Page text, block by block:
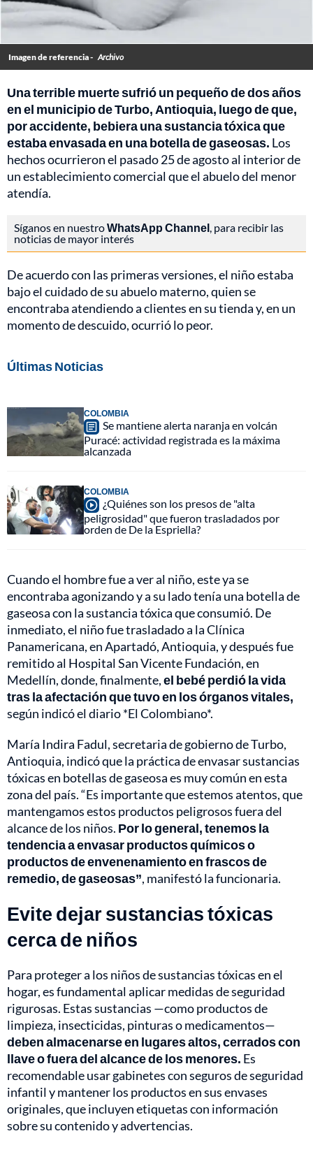
Imagen de referencia - Archivo
Una terrible muerte sufrió un pequeño de dos años
en el municipio de Turbo, Antioquia, luego de que,
por accidente, bebiera una sustancia tóxica que
estaba envasada en una botella de gaseosas. Los
hechos ocurrieron el pasado 25 de agosto al interior de
un establecimiento comercial que el abuelo del menor
atendía.
Síganos en nuestroWhatsApp Channel, para recibir las
noticias de mayor interés
De acuerdo con las primeras versiones, el niño estaba
bajo el cuidado de su abuelo materno, quien se
encontraba atendiendo a clientes en su tienda y, en un
momento de descuido, ocurrió lo peor.
Últimas Noticias
COLOMBIA
Se mantiene alerta naranja en volcán
Puracé: actividad registrada es la máxima
alcanzada
COLOMBIA
¿Quiénes son los presos de "alta
peligrosidad" que fueron trasladados por
orden de De la Espriella?
Cuando el hombre fue a ver al niño, este ya se
encontraba agonizando y a su lado tenía una botella de
gaseosa con la sustancia tóxica que consumió. De
inmediato, el niño fue trasladado a la Clínica
Panamericana, en Apartadó, Antioquia, y después fue
remitido al Hospital San Vicente Fundación, en
Medellín, donde, finalmente,el bebé perdió la vida
tras la afectación que tuvo en los órganos vitales,
según indicó el diario *El Colombiano*.
María Indira Fadul, secretaria de gobierno de Turbo,
Antioquia, indicó que la práctica de envasar sustancias
tóxicas en botellas de gaseosa es muy común en esta
zona del país. “Es importante que estemos atentos, que
mantengamos estos productos peligrosos fuera del
alcance de los niños. Por lo general, tenemos la
tendencia a envasar productos químicos o
productos de envenenamiento en frascos de
remedio, de gaseosas”, manifestó la funcionaria.
Evite dejar sustancias tóxicas
cerca de niños
Para proteger a los niños de sustancias tóxicas en el
hogar, es fundamental aplicar medidas de seguridad
rigurosas. Estas sustancias —como productos de
limpieza, insecticidas, pinturas o medicamentos—
deben almacenarse en lugares altos, cerrados con
llave o fuera del alcance de los menores. Es
recomendable usar gabinetes con seguros de seguridad
infantil y mantener los productos en sus envases
originales, que incluyen etiquetas con información
sobre su contenido y advertencias.